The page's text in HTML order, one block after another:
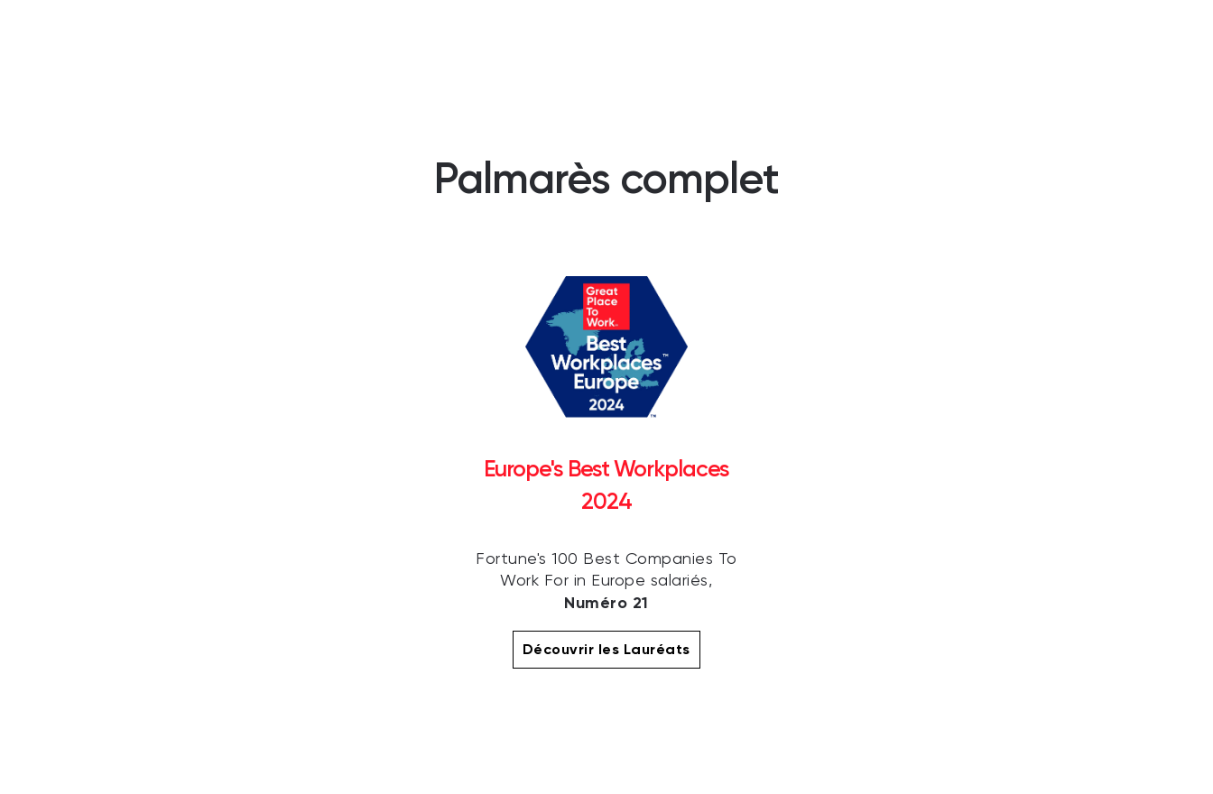
Palmarès complet
Europe's Best Workplaces
2024
Fortune's 100 Best Companies To
Work For in Europe salariés,
Numéro 21
Découvrir les Lauréats